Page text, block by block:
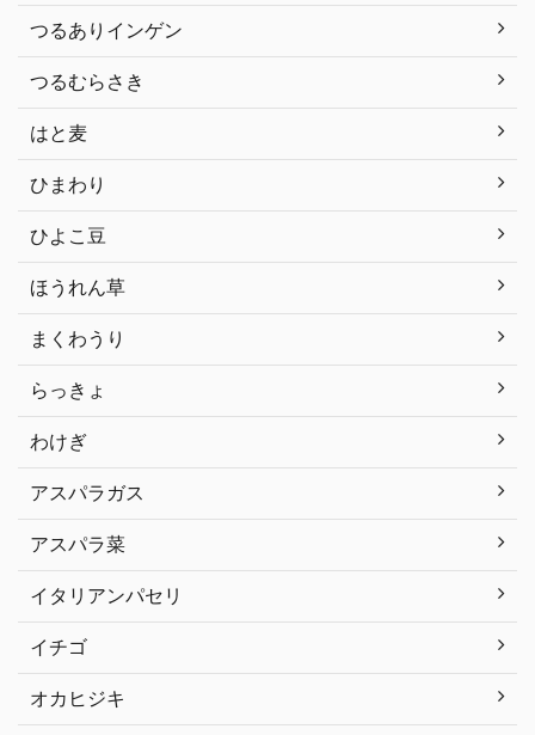
つるありインゲン
つるむらさき
はと麦
ひまわり
ひよこ豆
ほうれん草
まくわうり
らっきょ
わけぎ
アスパラガス
アスパラ菜
イタリアンパセリ
イチゴ
オカヒジキ